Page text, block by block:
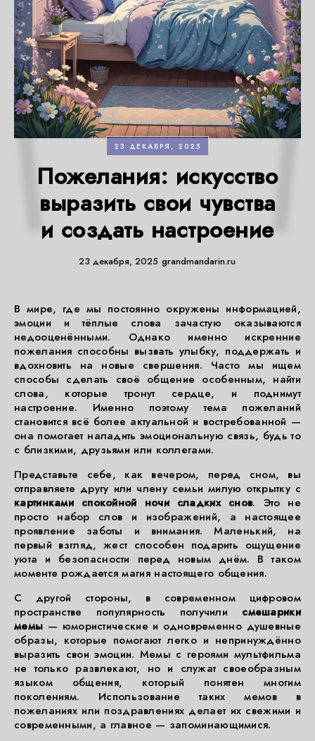
23 ДЕКАБРЯ, 2025
Пожелания: искусство
выразить свои чувства
и создать настроение
23 декабря, 2025 grandmandarin.ru
В мире, где мы постоянно окружены информацией,
эмоции и тёплые слова зачастую оказываются
недооценёнными. Однако именно искренние
пожелания способны вызвать улыбку, поддержать и
вдохновить на новые свершения. Часто мы ищем
способы сделать своё общение особенным, найти
слова, которые тронут сердце, и поднимут
настроение. Именно поэтому тема пожеланий
становится всё более актуальной и востребованной —
она помогает наладить эмоциональную связь, будь то
с близкими, друзьями или коллегами.
Представьте себе, как вечером, перед сном, вы
отправляете другу или члену семьи милую открытку с
картинками спокойной ночи сладких снов. Это не
просто набор слов и изображений, а настоящее
проявление заботы и внимания. Маленький, на
первый взгляд, жест способен подарить ощущение
уюта и безопасности перед новым днём. В таком
моменте рождается магия настоящего общения.
С другой стороны, в современном цифровом
пространстве популярность получили смешарики
мемы — юмористические и одновременно душевные
образы, которые помогают легко и непринуждённо
выразить свои эмоции. Мемы с героями мультфильма
не только развлекают, но и служат своеобразным
языком общения, который понятен многим
поколениям. Использование таких мемов в
пожеланиях или поздравлениях делает их свежими и
современными, а главное — запоминающимися.